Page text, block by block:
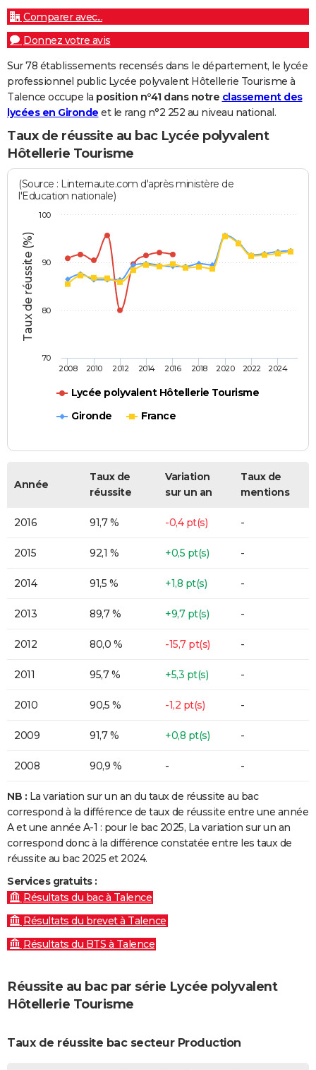
Comparer avec...
Donnez votre avis
Sur 78 établissements recensés dans le département, le lycée
professionnel public Lycée polyvalent Hôtellerie Tourisme à
Talence occupe la position n°41 dans notre classement des
lycées en Gironde et le rang n°2 252 au niveau national.
Taux de réussite au bac Lycée polyvalent
Hôtellerie Tourisme
Taux de réussite (%)
(Source : Linternaute.com d'après ministère de
l'Education nationale)
Lycée polyvalent Hôtellerie Tourisme
Gironde
France
2008 2010 2012 2014 2016 2018 2020 2022 2024
80
90
100
70
Année
Taux de
réussite
Variation
sur un an
Taux de
mentions
2016 91,7 % -0,4 pt(s) -
2015 92,1 % +0,5 pt(s) -
2014 91,5 % +1,8 pt(s) -
2013 89,7 % +9,7 pt(s) -
2012 80,0 % -15,7 pt(s) -
2011 95,7 % +5,3 pt(s) -
2010 90,5 % -1,2 pt(s) -
2009 91,7 % +0,8 pt(s) -
2008 90,9 % - -
NB : La variation sur un an du taux de réussite au bac
correspond à la différence de taux de réussite entre une année
A et une année A-1 : pour le bac 2025, La variation sur un an
correspond donc à la différence constatée entre les taux de
réussite au bac 2025 et 2024.
Services gratuits :
Résultats du bac à Talence
Résultats du brevet à Talence
Résultats du BTS à Talence
Réussite au bac par série Lycée polyvalent
Hôtellerie Tourisme
Taux de réussite bac secteur Production